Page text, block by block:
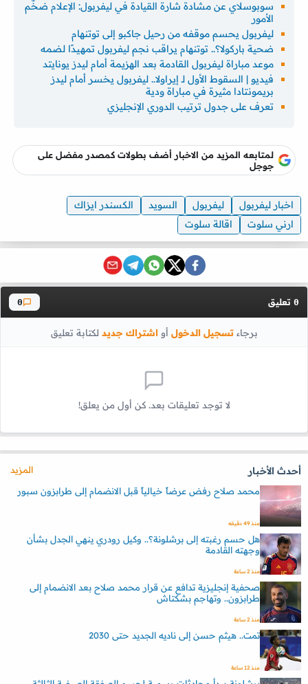
سوبوسلاي عن مشادة شارة القيادة في ليفربول: الإعلام ضخّم
الأمور
ليفربول يحسم موقفه من رحيل جاكبو إلى توتنهام
ضحية باركولا؟.. توتنهام يراقب نجم ليفربول تمهيدًا لضمه
موعد مباراة ليفربول القادمة بعد الهزيمة أمام ليدز يونايتد
فيديو | السقوط الأول لـ إيراولا.. ليفربول يخسر أمام ليدز
بريمونتادا مثيرة في مباراة ودية
تعرف على جدول ترتيب الدوري الإنجليزي
لمتابعه المزيد من الاخبار أضف بطولات كمصدر مفضل على
جوجل
اخبار ليفربول ليفربول السويد
الكسندر ايزاك
ارني سلوت
اقالة سلوت
0 تعليق 0
برجاءتسجيل الدخول أواشتراك جديد لكتابة تعليق
لا توجد تعليقات بعد. كن أول من يعلق!
أحدث الأخبار
المزيد
محمد صلاح رفض عرضاً خيالياً قبل الانضمام إلى طرابزون سبور
منذ 49 دقيقه
هل حسم رغبته إلى برشلونة؟.. وكيل رودري ينهي الجدل بشأن
وجهته القادمة
منذ 2 ساعة
صحفية إنجليزية تدافع عن قرار محمد صلاح بعد الانضمام إلى
طرابزون.. وتهاجم بشكتاش
منذ 2 ساعة
تمت.. هيثم حسن إلى ناديه الجديد حتى 2030
منذ 12 ساعة